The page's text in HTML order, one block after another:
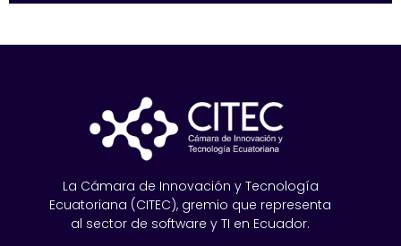
La Cámara de Innovación y Tecnología
Ecuatoriana (CITEC), gremio que representa
al sector de software y TI en Ecuador.